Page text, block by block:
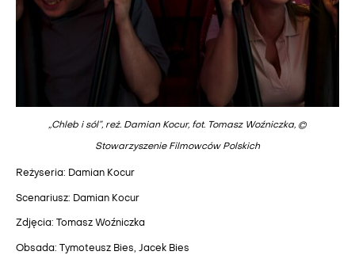
„Chleb i sól”, reż. Damian Kocur, fot. Tomasz Woźniczka, ©
Stowarzyszenie Filmowców Polskich
Reżyseria: Damian Kocur
Scenariusz: Damian Kocur
Zdjęcia: Tomasz Woźniczka
Obsada: Tymoteusz Bies, Jacek Bies